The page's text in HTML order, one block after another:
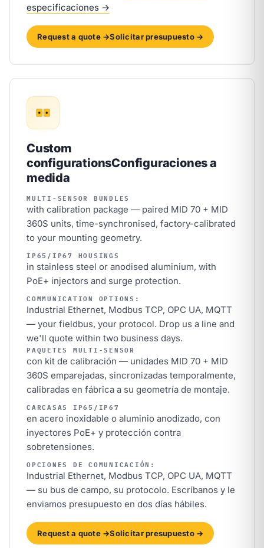
especificaciones →
Request a quote →Solicitar presupuesto →
Custom
configurationsConfiguraciones a
medida
MULTI-SENSOR BUNDLES
with calibration package — paired MID 70 + MID
360S units, time-synchronised, factory-calibrated
to your mounting geometry.
IP65/IP67 HOUSINGS
in stainless steel or anodised aluminium, with
PoE+ injectors and surge protection.
COMMUNICATION OPTIONS:
Industrial Ethernet, Modbus TCP, OPC UA, MQTT
— your fieldbus, your protocol. Drop us a line and
we'll quote within two business days.
PAQUETES MULTI-SENSOR
con kit de calibración — unidades MID 70 + MID
360S emparejadas, sincronizadas temporalmente,
calibradas en fábrica a su geometría de montaje.
CARCASAS IP65/IP67
en acero inoxidable o aluminio anodizado, con
inyectores PoE+ y protección contra
sobretensiones.
OPCIONES DE COMUNICACIÓN:
Industrial Ethernet, Modbus TCP, OPC UA, MQTT
— su bus de campo, su protocolo. Escríbanos y le
enviamos presupuesto en dos días hábiles.
Request a quote →Solicitar presupuesto →